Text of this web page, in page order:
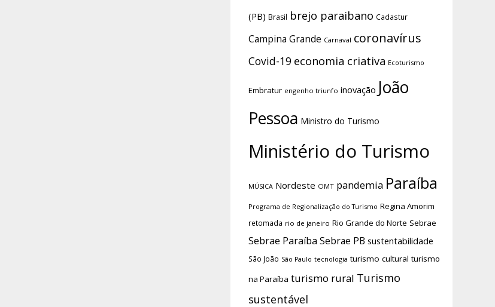
(PB) Brasil brejo paraibano Cadastur
Campina Grande Carnaval coronavírus
Covid-19 economia criativa Ecoturismo
Embratur engenho triunfo inovação João
Pessoa Ministro do Turismo
Ministério do Turismo
MÚSICA Nordeste OMT pandemia Paraíba
Programa de Regionalização do Turismo Regina Amorim
retomada rio de janeiro Rio Grande do Norte Sebrae
Sebrae Paraíba Sebrae PB sustentabilidade
São João São Paulo tecnologia turismo cultural turismo
na Paraíba turismo rural Turismo
sustentável